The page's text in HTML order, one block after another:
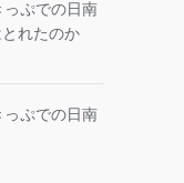
ぷでの日南
れたのか
ぷでの日南